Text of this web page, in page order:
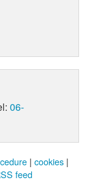
06-
| cookies |
feed